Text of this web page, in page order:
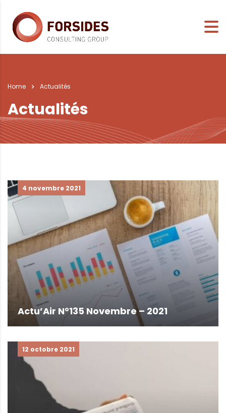
Home Actualités
Actualités
4 novembre 2021
Actu’Air N°135 Novembre – 2021
12 octobre 2021